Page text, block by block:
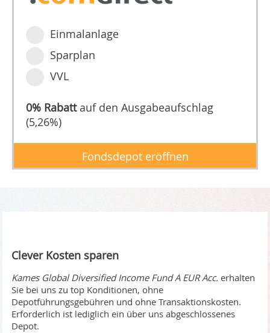
Einmalanlage
Sparplan
VVL
0% Rabattauf den Ausgabeaufschlag
(5,26%)
Fondsdepot eröffnen
Clever Kosten sparen
Kames Global Diversified Income Fund A EUR Acc. erhalten
Sie bei uns zu top Konditionen, ohne
Depotführungsgebühren und ohne Transaktionskosten.
Erforderlich ist lediglich ein über uns abgeschlossenes
Depot.